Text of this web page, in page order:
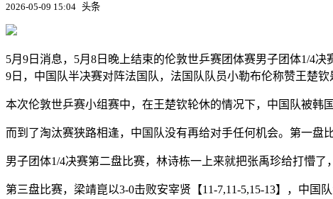
2026-05-09 15:04 头条
5月9日消息，5月8日晚上结束的伦敦世乒赛团体赛男子团体1/4
9日，中国队半决赛对阵法国队，法国队队员小勒布伦称赞王楚钦
本次伦敦世乒赛小组赛中，在王楚钦轮休的情况下，中国队被韩
而到了淘汰赛狭路相逢，中国队没有再给对手任何机会。第一盘
男子团体1/4决赛第二盘比赛，林诗栋一上来就把张禹珍给打懵了
第三盘比赛，梁靖崑以3-0击败安宰贤【11-7,11-5,15-13】，中国